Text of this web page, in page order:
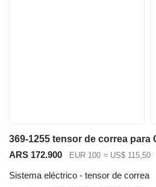
ARS 172.900 EUR 100 ≈ US$ 115,50
Sistema eléctrico - tensor de correa